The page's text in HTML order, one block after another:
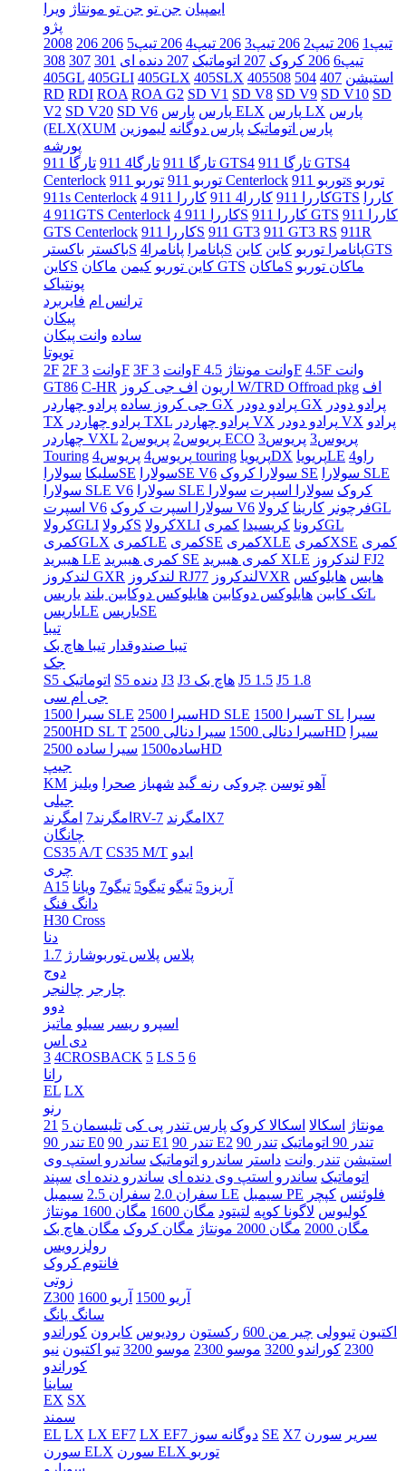
ایمپیان جن تو جن تو مونتاژ ویرا
پژو
2008
206 تیپ1 206 تیپ2 206 تیپ3 206 تیپ4 206 تیپ5
206
تیپ6
206 کروک 207 اتوماتیک 207 دنده ای 301
307
308
405GL 405GLI 405GLX 405SLX 405استیشن 407
504
508
RD RDI ROA ROA G2 SD V1 SD V8 SD V9 SD V10 SD
V2 SD V20 SD V6 پارس پارس ELX پارس LX پارس
(ELX(XUM
پارس اتوماتیک پارس دوگانه لیموزین
پورشه
تارگا 911
تارگا4 911 تارگا 911 GTS4 تارگا 911 GTS4
Centerlock
توربو 911 توربو 911 Centerlock توربو 911s توربو
911s Centerlock
کاررا 911 کاررا4 911 کاررا 911 4GTS
کاررا
911 4GTS Centerlock
کاررا 911 4S کاررا 911 GTS کاررا 911
GTS Centerlock
کاررا 911S 911 GT3 911 GT3 RS 911R
باکسترباکسترS پانامراپانامرا4S پانامرا توربو کاین
کاینGTS
کاینS
کاین توربو کیمن ماکان GTS ماکانS ماکان توربو
پونتیاک
ترانس ام فایربرد
پیکان
ساده وانت پیکان
تویوتا
2F
2F وانت3F 3F وانت 3F وانت مونتاژ4.5F
4.5F وانت
GT86 C-HR اریون اف جی کروز W/TRD Offroad pkg اف
جی کروز ساده پرادو چهاردر GX پرادو دودر GX پرادو دودر
TX
پرادو چهاردر TXL پرادو چهاردر VX پرادو دودر VX پرادو
چهاردر VXL
پریوس2 پریوس2 ECO پریوس3
پریوس3
Touring
پریوس4 پریوس4 touring پریویاDX پریویاLE
راو4
سلیکاسولاراSE سولاراSE V6 سولارا کروک SE
سولارا SLE
سولارا SLE V6
سولارا SLE کروک سولارا اسپرت سولارا
اسپرت V6
سولارا اسپرت کروک V6 فرچونر کارینا
کرولاGL
کرولاGLI
کرولاS کرولاXLI کرونا کریسیدا
کمریGL
کمریGLX
کمریLE کمریSE کمریXLE کمریXSE کمری
هیبرید LE
کمری هیبرید SE کمری هیبرید XLE
لندکروز FJ2
لندکروز GXR
لندکروز RJ77 لندکروزVXR هایس هایلوکس
تک کابین هایلوکس دوکابین هایلوکس دوکابین بلند
یاریسL
یاریسLE
یاریسSE
تیبا
تیبا صندوقدار تیبا هاچ بک
جک
S5 اتوماتیک
S5 دنده J3 J3 هاچ بک J5 1.5 J5 1.8
جی ام سی
سیرا 1500 SLE
سیرا 2500HD SLE سیرا 1500T SL
سیرا
2500HD SL T
سیرا دنالی 1500سیرا دنالی 2500HD
سیرا
ساده1500سیرا ساده 2500HD
جیپ
KM
آهو توسن چروکی رنه گید شهباز صحرا
ویلیز
جیلی
امگرند7 امگرندRV-7
امگرندX7
چانگان
CS35 A/T CS35 M/T ایدو
چری
A15
آریزو5 تیگو تیگو5 تیگو7
ویانا
دانگ فنگ
H30 Cross
دنا
پلاس پلاس توربوشارژ 1.7
دوج
چارجر چالنجر
دوو
اسپرو ریسر سیلو ماتیز
دی اس
3 4CROSBACK 5 LS 5 6
رانا
EL LX
رنو
21
5 مونتاژ اسکالا اسکالا کروک پارس تندر پی کی تلیسمان
تندر 90 E0
تندر 90 E1 تندر 90 E2 تندر 90 اتوماتیک
تندر 90
استیشن تندر وانت داستر ساندرو اتوماتیک ساندرو استپ وی
اتوماتیک ساندرو استپ وی دنده ای ساندرو دنده ای سپند
سفران 2.0
سفران 2.5 سیمبل LE سیمبل PE فلوئنس کپچر
کولیوس لاگونا کوپه لتیتود مگان 1600
مگان 1600 مونتاژ
مگان 2000
مگان 2000 مونتاژ مگان کروک مگان هاچ بک
رولزرویس
فانتوم کروک
زوتی
Z300
آریو 1500
آریو 1600
سانگ یانگ
اکتیون تیوولی چیر من 600 رکستون رودیوس کایرون کوراندو
2300 کوراندو 3200 موسو 2300 موسو 3200 تیو اکتیون نیو
کوراندو
ساینا
EX SX
سمند
EL LX LX EF7 LX EF7 دوگانه سوز SE X7 سریر سورن
سورن ELX
سورن ELX توربو